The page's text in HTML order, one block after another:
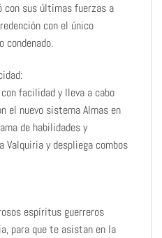
con sus últimas fuerzas a
con el único
condenado.
facilidad y lleva a cabo
el nuevo sistema Almas en
de habilidades y
Valquiria y despliega combos
espíritus guerreros
para que te asistan en la